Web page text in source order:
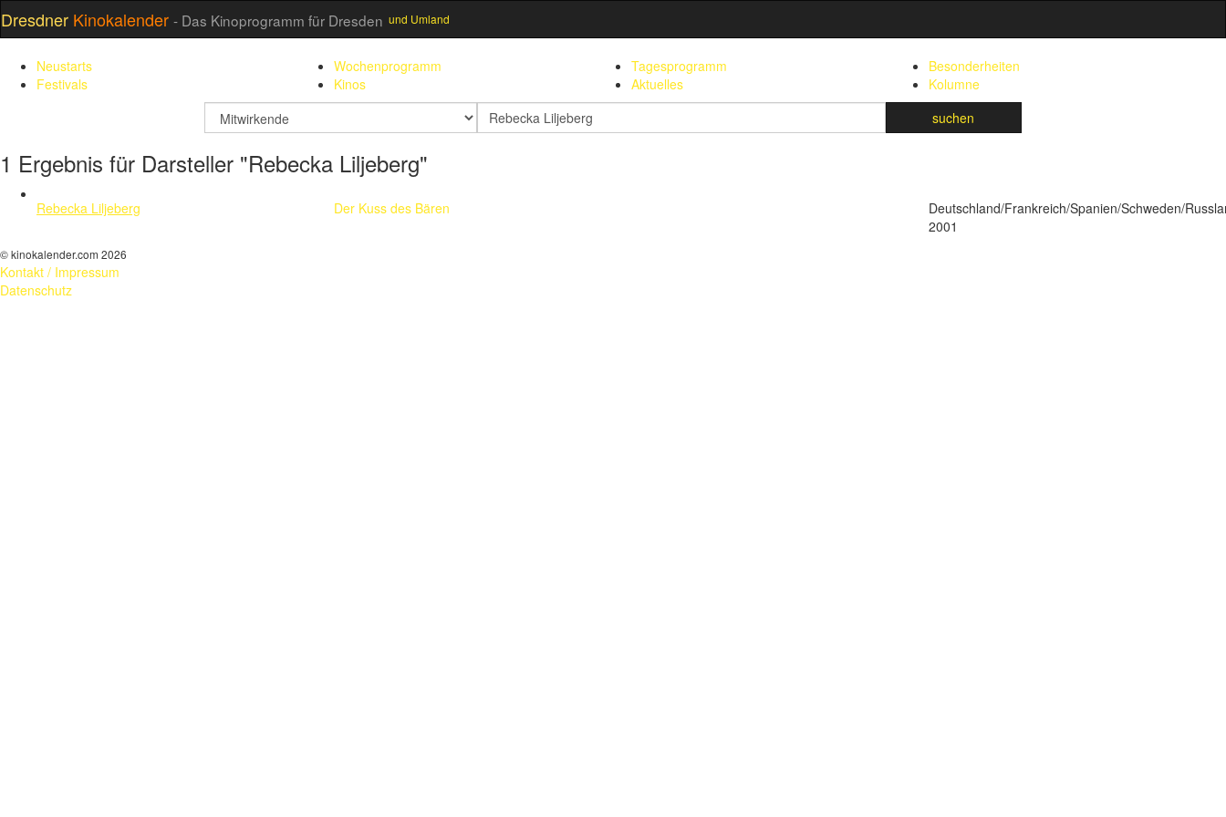
Dresdner Kinokalender - Das Kinoprogramm für Dresden und Umland
Neustarts Wochenprogramm Tagesprogramm
Besonderheiten
Festivals
Kinos Aktuelles
Kolumne
suchfeld
Suchbegriff suchen
1 Ergebnis für Darsteller "Rebecka Liljeberg"
Rebecka Liljeberg Der Kuss des Bären
Deutschland/Frankreich/Spanien/Schweden/
2001
© kinokalender.com 2026
Kontakt / Impressum
Datenschutz